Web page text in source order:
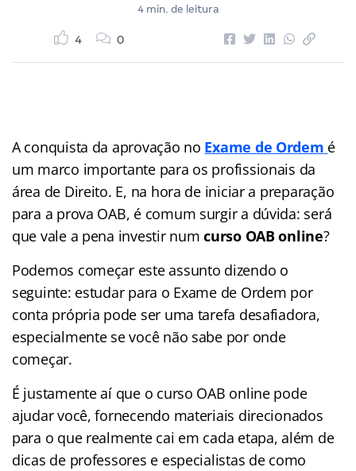
4 min. de leitura
4 0
A conquista da aprovação no Exame de Ordem é
um marco importante para os profissionais da
área de Direito. E, na hora de iniciar a preparação
para a prova OAB, é comum surgir a dúvida: será
que vale a pena investir numcurso OAB online?
Podemos começar este assunto dizendo o
seguinte: estudar para o Exame de Ordem por
conta própria pode ser uma tarefa desafiadora,
especialmente se você não sabe por onde
começar.
É justamente aí que o curso OAB online pode
ajudar você, fornecendo materiais direcionados
para o que realmente cai em cada etapa, além de
dicas de professores e especialistas de como